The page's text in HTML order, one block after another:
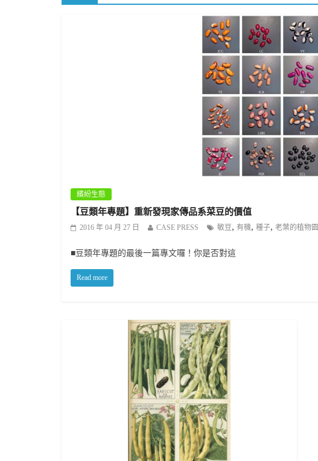
繽紛生態
【豆類年專題】重新發現家傳品系菜豆的價值
2016 年 04 月 27 日 CASE PRESS 敏豆, 有機, 種子, 老葉的植物園
■豆類年專題的最後一篇專文囉！你是否對這
Read more